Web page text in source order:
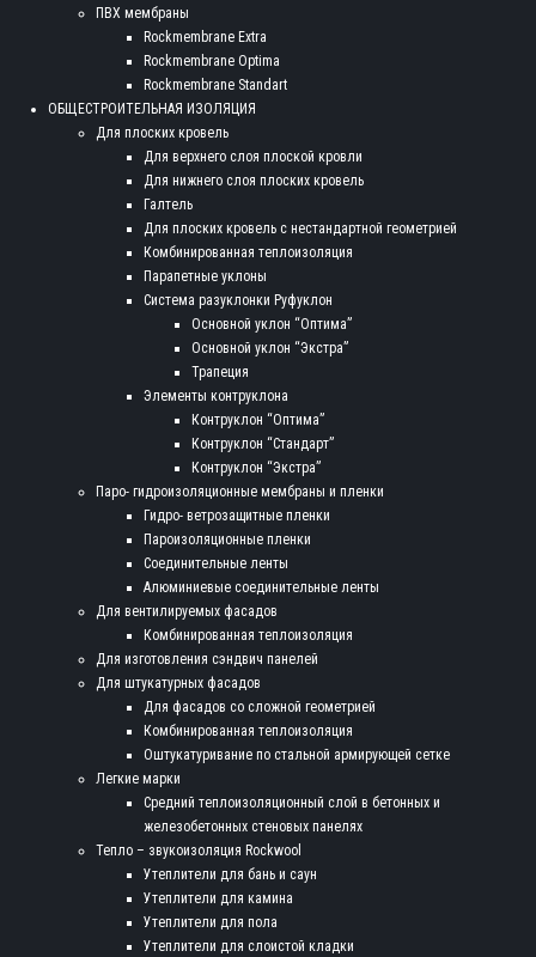
ПВХ мембраны
Rockmembrane Extra
Rockmembrane Optima
Rockmembrane Standart
ОБЩЕСТРОИТЕЛЬНАЯ ИЗОЛЯЦИЯ
Для плоских кровель
Для верхнего слоя плоской кровли
Для нижнего слоя плоских кровель
Галтель
Для плоских кровель с нестандартной геометрией
Комбинированная теплоизоляция
Парапетные уклоны
Система разуклонки Руфуклон
Основной уклон “Оптима”
Основной уклон “Экстра”
Трапеция
Элементы контруклона
Контруклон “Оптима”
Контруклон “Стандарт”
Контруклон “Экстра”
Паро- гидроизоляционные мембраны и пленки
Гидро- ветрозащитные пленки
Пароизоляционные пленки
Соединительные ленты
Алюминиевые соединительные ленты
Для вентилируемых фасадов
Комбинированная теплоизоляция
Для изготовления сэндвич панелей
Для штукатурных фасадов
Для фасадов со сложной геометрией
Комбинированная теплоизоляция
Оштукатуривание по стальной армирующей сетке
Легкие марки
Средний теплоизоляционный слой в бетонных и
железобетонных стеновых панелях
Тепло – звукоизоляция Rockwool
Утеплители для бань и саун
Утеплители для камина
Утеплители для пола
Утеплители для слоистой кладки